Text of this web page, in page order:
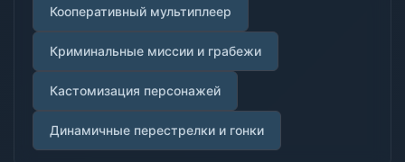
Кооперативный мультиплеер
Криминальные миссии и грабежи
Кастомизация персонажей
Динамичные перестрелки и гонки